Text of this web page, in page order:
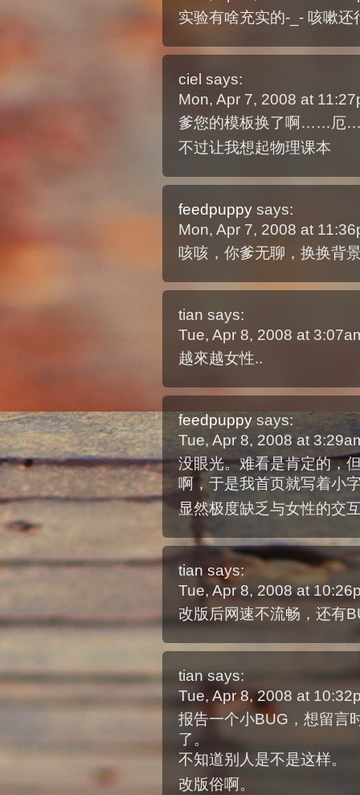
实验有啥充实的-_- 咳嗽
ciel says:
Mon, Apr 7, 2008 at
爹您的模板换了啊……厄
不过让我想起物理课本
feedpuppy says:
Mon, Apr 7, 2008 at
咳咳，你爹无聊，换换背
tian says:
Tue, Apr 8, 2008 at
越來越女性..
feedpuppy says:
Tue, Apr 8, 2008 at
没眼光。难看是肯定的，
啊，于是我首页就写着小
显然极度缺乏与女性的交
tian says:
Tue, Apr 8, 2008 at
改版后网速不流畅，还有
tian says:
Tue, Apr 8, 2008 at
报告一个小BUG，想留言
了。
不知道别人是不是这样。
改版俗啊。